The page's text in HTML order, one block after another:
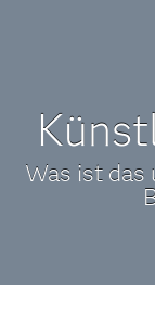
Was ist das